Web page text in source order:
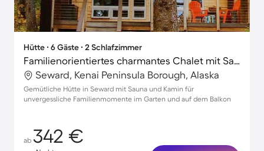
Hütte ∙ 6 Gäste ∙ 2 Schlafzimmer
Familienorientiertes charmantes Chalet mit Sauna, Garten und Terrasse | Naturblick | Ideal für Homeoffice | Haustiere sind willkommen
Seward, Kenai Peninsula Borough, Alaska
Gemütliche Hütte in Seward mit Sauna und Kamin für
unvergessliche Familienmomente im Garten und auf dem Balkon
ab 342 €